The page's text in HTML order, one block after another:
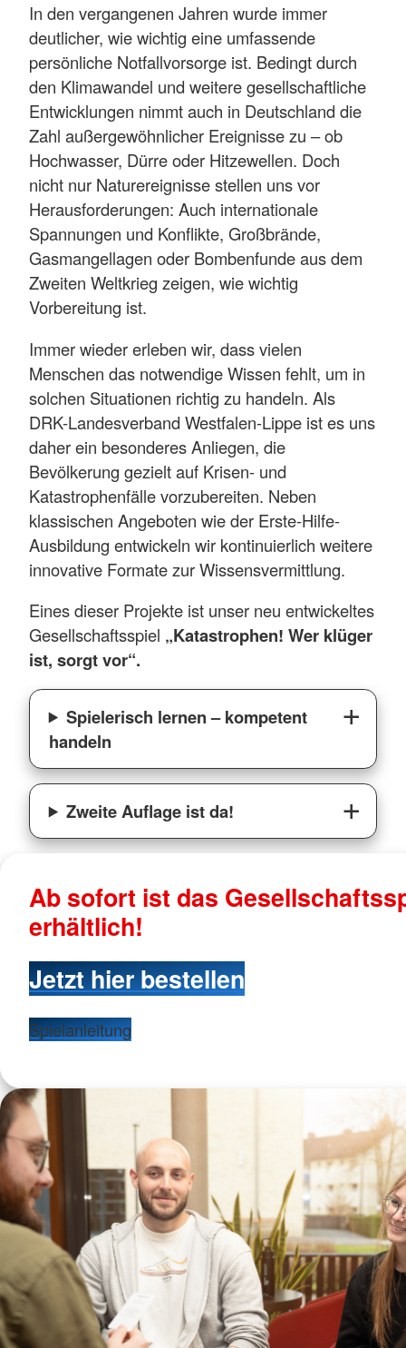
In den vergangenen Jahren wurde immer
deutlicher, wie wichtig eine umfassende
persönliche Notfallvorsorge ist. Bedingt durch
den Klimawandel und weitere gesellschaftliche
Entwicklungen nimmt auch in Deutschland die
Zahl außergewöhnlicher Ereignisse zu – ob
Hochwasser, Dürre oder Hitzewellen. Doch
nicht nur Naturereignisse stellen uns vor
Herausforderungen: Auch internationale
Spannungen und Konflikte, Großbrände,
Gasmangellagen oder Bombenfunde aus dem
Zweiten Weltkrieg zeigen, wie wichtig
Vorbereitung ist.
Immer wieder erleben wir, dass vielen
Menschen das notwendige Wissen fehlt, um in
solchen Situationen richtig zu handeln. Als
DRK-Landesverband Westfalen-Lippe ist es uns
daher ein besonderes Anliegen, die
Bevölkerung gezielt auf Krisen- und
Katastrophenfälle vorzubereiten. Neben
klassischen Angeboten wie der Erste-Hilfe-
Ausbildung entwickeln wir kontinuierlich weitere
innovative Formate zur Wissensvermittlung.
Eines dieser Projekte ist unser neu entwickeltes
Gesellschaftsspiel „Katastrophen! Wer klüger
ist, sorgt vor“.
Spielerisch lernen – kompetent
handeln
Zweite Auflage ist da!
Ab sofort ist das
erhältlich!
Jetzt hier bestellen
Spielanleitung